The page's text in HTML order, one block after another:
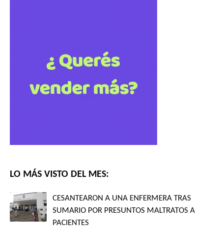
LO MÁS VISTO DEL MES:
CESANTEARON A UNA ENFERMERA TRAS
SUMARIO POR PRESUNTOS MALTRATOS A
PACIENTES